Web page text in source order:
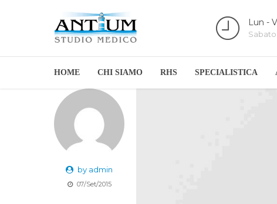
Lun -
HOME CHI SIAMO RHS SPECIALISTICA
by admin
07/Set/2015